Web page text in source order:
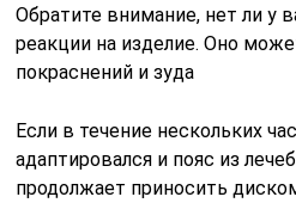
Обратите внимание, нет ли у
реакции на изделие. Оно
покраснений и зуда
Если в течение нескольких
адаптировался и пояс из
продолжает приносить